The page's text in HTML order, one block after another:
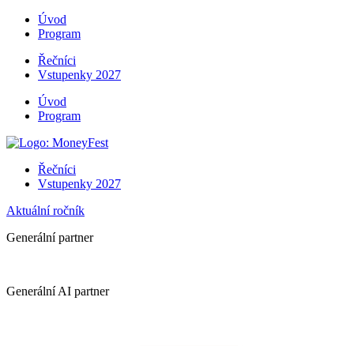
Úvod
Program
Řečníci
Vstupenky 2027
Úvod
Program
Řečníci
Vstupenky 2027
Aktuální ročník
Generální partner
Generální AI partner